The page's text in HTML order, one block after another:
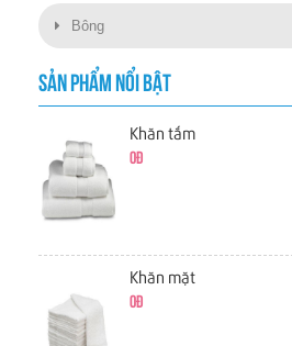
Bông
SẢN PHẨM NỔI BẬT
Khăn tắm
0đ
Khăn mặt
0đ